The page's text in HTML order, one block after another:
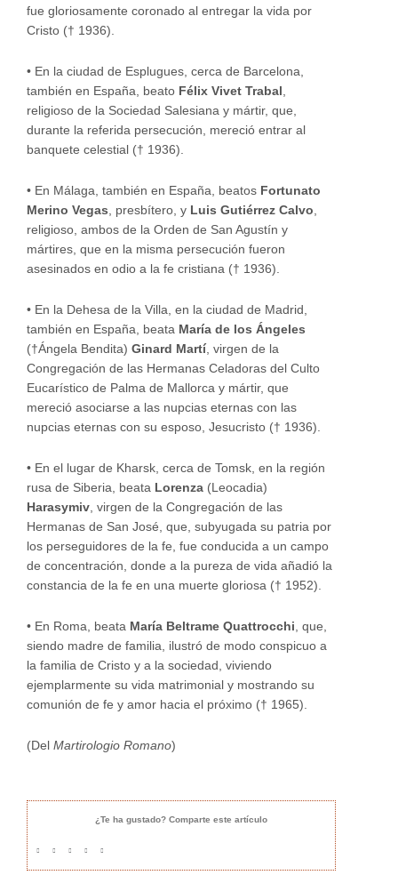
fue gloriosamente coronado al entregar la vida por
Cristo († 1936).
• En la ciudad de Esplugues, cerca de Barcelona,
también en España, beato Félix Vivet Trabal ,
religioso de la Sociedad Salesiana y mártir, que,
durante la referida persecución, mereció entrar al
banquete celestial († 1936).
• En Málaga, también en España, beatos Fortunato
Merino Vegas, presbítero, y Luis Gutiérrez Calvo,
religioso, ambos de la Orden de San Agustín y
mártires, que en la misma persecución fueron
asesinados en odio a la fe cristiana († 1936).
• En la Dehesa de la Villa, en la ciudad de Madrid,
también en España, beata María de los Ángeles
(†Ángela Bendita) Ginard Martí, virgen de la
Congregación de las Hermanas Celadoras del Culto
Eucarístico de Palma de Mallorca y mártir, que
mereció asociarse a las nupcias eternas con las
nupcias eternas con su esposo, Jesucristo († 1936).
• En el lugar de Kharsk, cerca de Tomsk, en la región
rusa de Siberia, beata Lorenza (Leocadia)
Harasymiv, virgen de la Congregación de las
Hermanas de San José, que, subyugada su patria por
los perseguidores de la fe, fue conducida a un campo
de concentración, donde a la pureza de vida añadió la
constancia de la fe en una muerte gloriosa († 1952).
• En Roma, beata María Beltrame Quattrocchi, que,
siendo madre de familia, ilustró de modo conspicuo a
la familia de Cristo y a la sociedad, viviendo
ejemplarmente su vida matrimonial y mostrando su
comunión de fe y amor hacia el próximo († 1965).
(Del Martirologio Romano)
¿Te ha gustado? Comparte este artículo